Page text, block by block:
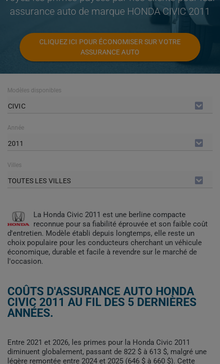
assurance auto de marque HONDA CIVIC 2011
CLIQUEZ ICI POUR ÉCONOMISER SUR VOTRE
ASSURANCE AUTO
Modèles disponibles
CIVIC
Année
2011
Villes
TOUTES LES VILLES
La Honda Civic 2011 est une berline compacte
reconnue pour sa fiabilité éprouvée et son faible coût
d'entretien. Modèle établi depuis longtemps, elle reste un
choix populaire pour les conducteurs cherchant un véhicule
économique, durable et facile à revendre sur le marché de
l'occasion.
COÛTS D'ASSURANCE AUTO HONDA
CIVIC 2011 AU FIL DES 5 DERNIÈRES
ANNÉES.
Entre 2021 et 2026, les primes pour la Honda Civic 2011
diminuent globalement, passant de 822 $ à 613 $, malgré une
légère remontée entre 2024 et 2025 (646 $ à 660 $). Cette